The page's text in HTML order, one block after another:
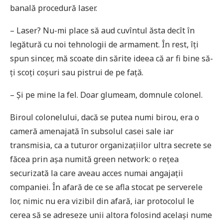
banală procedură laser.
– Laser? Nu-mi place să aud cuvîntul ăsta decît în
legătură cu noi tehnologii de armament. În rest, îți
spun sincer, mă scoate din sărite ideea că ar fi bine să-
ți scoți coșuri sau pistrui de pe față.
– Și pe mine la fel. Doar glumeam, domnule colonel.
Biroul colonelului, dacă se putea numi birou, era o
cameră amenajată în subsolul casei sale iar
transmisia, ca a tuturor organizațiilor ultra secrete se
făcea prin așa numită green network: o rețea
securizată la care aveau acces numai angajații
companiei. În afară de ce se afla stocat pe serverele
lor, nimic nu era vizibil din afară, iar protocolul le
cerea să se adreseze unii altora folosind același nume